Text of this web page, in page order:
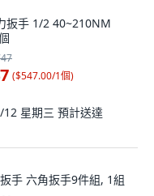
扳手 1/2 40~210NM
($547.00/1個)
12 星期三 預計送達
手 六角扳手9件組, 1組